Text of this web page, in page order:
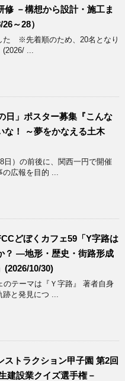
修 －構想から設計・施工ま
～28）
た ※先着順のため、20名となり
...
日」ポスター募集『こんな
な！ ～夢をかなえる土木
）の前後に、関西一円で開催
広報を目的 ...
どぼくカフェ59「Y字路は
？ ―地形・歴史・街路形成
10/30)
のテーマは『Ｙ字路』 著者自身
と発見につ ...
ストラクション甲子園 第2回
建設業クイズ選手権－